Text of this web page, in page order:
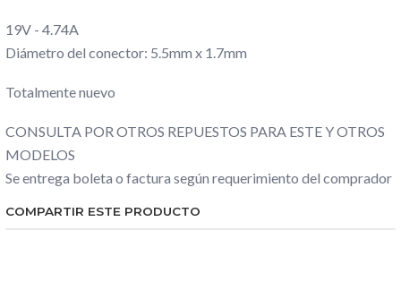
19V - 4.74A
Diámetro del conector: 5.5mm x 1.7mm
Totalmente nuevo
CONSULTA POR OTROS REPUESTOS PARA ESTE Y OTROS
MODELOS
Se entrega boleta o factura según requerimiento del comprador
COMPARTIR ESTE PRODUCTO